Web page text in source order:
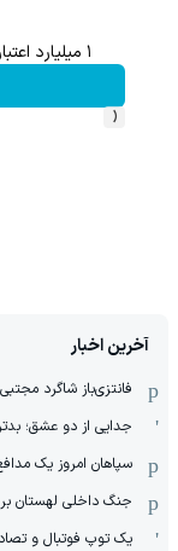
۱ میلیارد اعتبار خرید قسطی طلا | ۱۸ ماهه پرداخت کن
‹
آخرین اخبار
فانتزی‌باز شاگرد
جدایی از دو عشق؛
سپاهان امروز یک
جنگ داخلی لهستان
یک توپ فوتبال و